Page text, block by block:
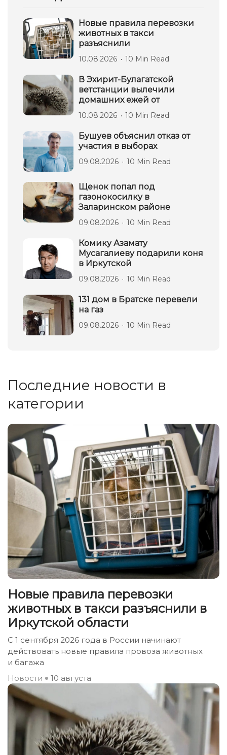
Новые правила перевозки
животных в такси
разъяснили
10.08.2026 10 Min Read
В Эхирит-Булагатской
ветстанции вылечили
домашних ежей от
10.08.2026 10 Min Read
Бушуев объяснил отказ от
участия в выборах
09.08.2026 10 Min Read
Щенок попал под
газонокосилку в
Заларинском районе
09.08.2026 10 Min Read
Комику Азамату
Мусагалиеву подарили коня
в Иркутской
09.08.2026 10 Min Read
131 дом в Братске перевели
на газ
09.08.2026 10 Min Read
Последние новости в
категории
Новые правила перевозки
животных в такси разъяснили в
Иркутской области
С 1 сентября 2026 года в России начинают
действовать новые правила провоза животных
и багажа
Новости
10 августа